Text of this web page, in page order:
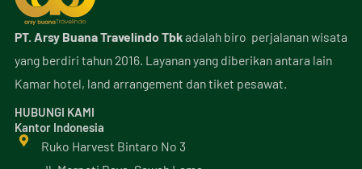
PT. Arsy Buana Travelindo Tbkadalah biro perjalanan wisata
yang berdiri tahun 2016. Layanan yang diberikan antara lain
Kamar hotel, land arrangement dan tiket pesawat.
HUBUNGI KAMI
Kantor Indonesia
Ruko Harvest Bintaro No 3